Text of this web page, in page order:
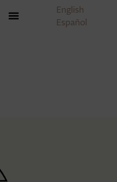
English
Español